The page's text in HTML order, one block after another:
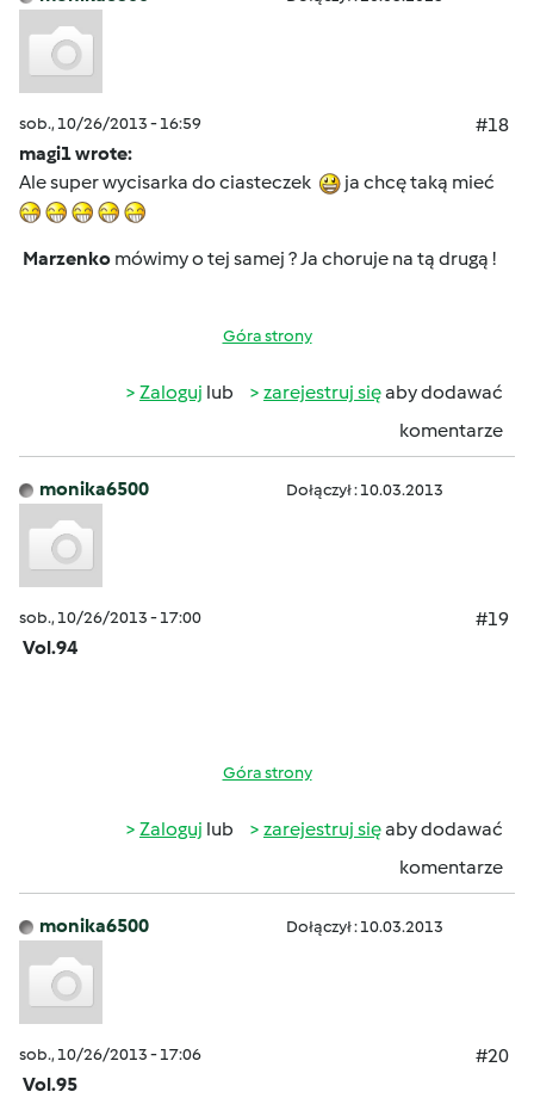
sob., 10/26/2013 - 16:59
#18
magi1 wrote:
Ale super wycisarka do ciasteczek
ja chcę taką mieć
Marzenko mówimy o tej samej ?Ja choruje na tą drugą !
Góra strony
Zaloguj lub zarejestruj sięaby dodawać
komentarze
monika6500 Dołączył : 10.03.2013
sob., 10/26/2013 - 17:00
#19
Vol.94
Góra strony
Zaloguj lub zarejestruj sięaby dodawać
komentarze
monika6500 Dołączył : 10.03.2013
sob., 10/26/2013 - 17:06
#20
Vol.95